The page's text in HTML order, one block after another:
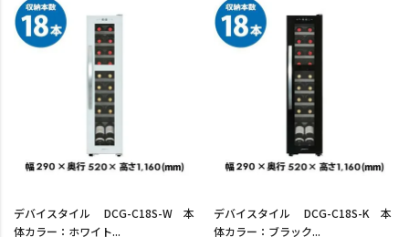
デバイスタイル DCG-C18S-W 本
体カラー：ホワイト...
デバイスタイル DCG-C18S-K 本
体カラー：ブラック...